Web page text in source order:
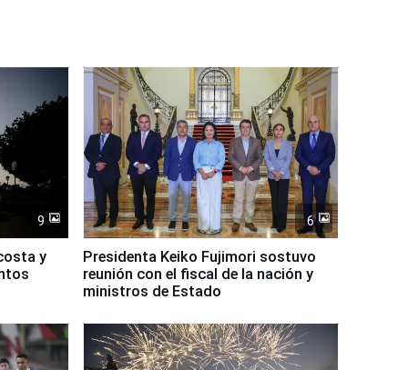
9
y
6
Presidenta Keiko Fujimori sostuvo
reunión con el fiscal de la nación y
ministros de Estado